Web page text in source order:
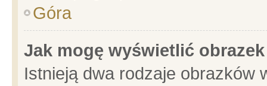
Góra
Jak mogę wyświetlić
Istnieją dwa rodzaje obrazków